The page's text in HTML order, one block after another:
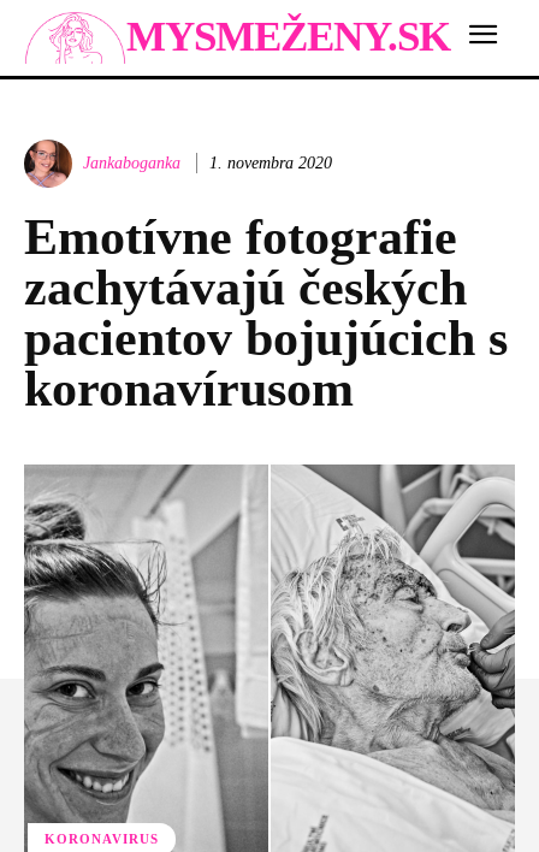
MYSMEŽENY.SK
Jankaboganka 1. novembra 2020
Emotívne fotografie
zachytávajú českých
pacientov bojujúcich s
koronavírusom
KORONAVIRUS